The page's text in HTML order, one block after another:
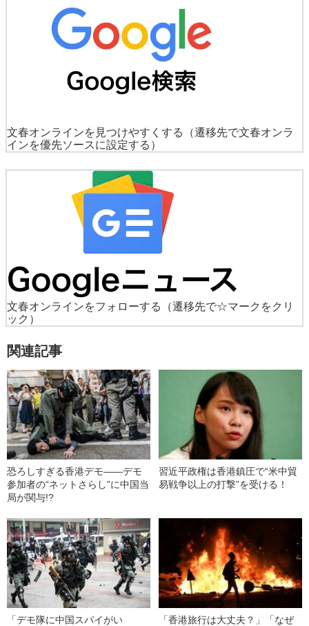
文春オンラインを見つけやすくする
（遷移先で文春オンラ
インを優先ソースに設定する）
文春オンラインをフォローする
（遷移先で☆マークをクリ
ック）
関連記事
恐ろしすぎる香港デモ――デモ
参加者の“ネットさらし”に中国当
局が関与!?
習近平政権は香港鎮圧で“米中貿
易戦争以上の打撃”を受ける！
「デモ隊に中国スパイがい
「香港旅行は大丈夫？」「なぜ